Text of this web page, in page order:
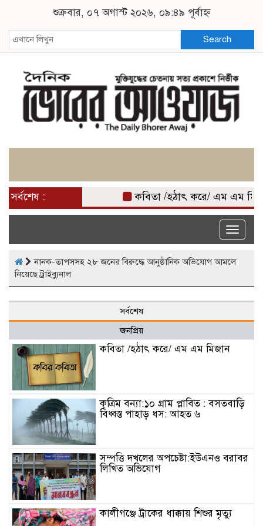
শুক্রবার, ০৭ অগাস্ট ২০২৬, ০৯:৪৯ পূর্বাহ্ন
Search
সর্বশেষ : কবিতা /হঠাৎ করে/ এম এম
Toggle
নানক-তাপসসহ ২৮ জনের বিরুদ্ধে আনুষ্ঠানিক অভিযোগ আমলে
নিয়েছে ট্রাইব্যুনাল
সর্বশেষ
জনপ্রিয়
কবিতা /হঠাৎ করে/ এম এম মিজান
কৃত্রিম বন্যা:১০ গ্রাম প্লাবিত : বসতবাড়ি
বিধ্বস্ত পাহাড় ধস: আহত ৬
সম্পত্তি দখলের অপচেষ্টা:ইউএনও বরাবর
লিখিত অভিযোগ
কালীগঞ্জে ট্রাকের ধাক্কায় শিশুর মৃত্যু